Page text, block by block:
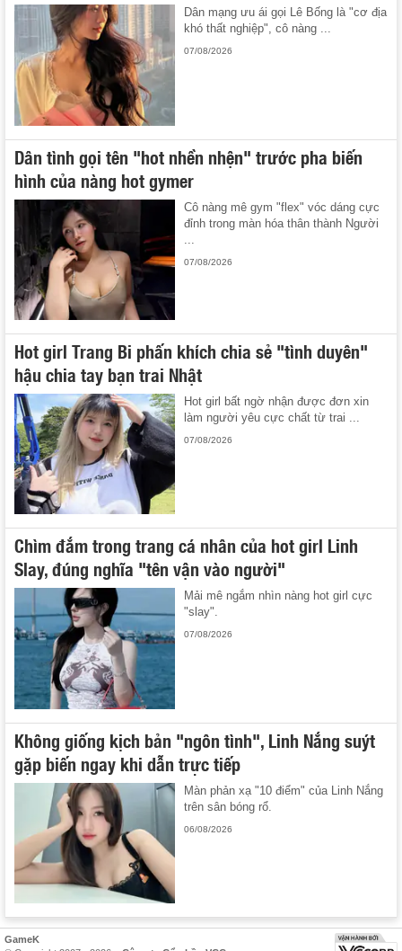
Dân mạng ưu ái gọi Lê Bống là "cơ địa
khó thất nghiệp", cô nàng ...
07/08/2026
Dân tình gọi tên "hot nhền nhện" trước pha biến
hình của nàng hot gymer
Cô nàng mê gym "flex" vóc dáng cực
đỉnh trong màn hóa thân thành Người
07/08/2026
Hot girl Trang Bi phấn khích chia sẻ "tình duyên"
hậu chia tay bạn trai Nhật
Hot girl bất ngờ nhận được đơn xin
làm người yêu cực chất từ trai ...
07/08/2026
Chìm đắm trong trang cá nhân của hot girl Linh
Slay, đúng nghĩa "tên vận vào người"
Mải mê ngắm nhìn nàng hot girl cực
"slay".
07/08/2026
Không giống kịch bản "ngôn tình", Linh Nắng suýt
gặp biến ngay khi dẫn trực tiếp
Màn phản xạ "10 điểm" của Linh Nắng
trên sân bóng rổ.
06/08/2026
GameK